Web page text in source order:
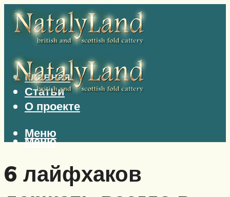
Главная
Статьи
О проекте
Меню
Меню
6 лайфхаков